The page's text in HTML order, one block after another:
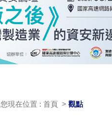
您現在位置 : 首頁 > 觀點